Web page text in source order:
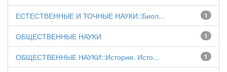
1
ЕСТЕСТВЕННЫЕ И ТОЧНЫЕ НАУКИ::Биол...
1
ОБЩЕСТВЕННЫЕ НАУКИ
1
ОБЩЕСТВЕННЫЕ НАУКИ::История. Исто...